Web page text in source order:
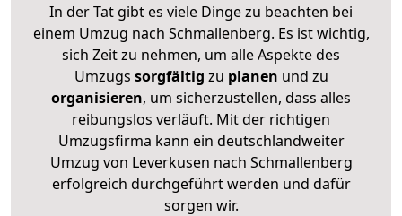
In der Tat gibt es viele Dinge zu beachten bei
einem Umzug nach Schmallenberg. Es ist wichtig,
sich Zeit zu nehmen, um alle Aspekte des
Umzugs sorgfältig zu planen und zu
organisieren, um sicherzustellen, dass alles
reibungslos verläuft. Mit der richtigen
Umzugsfirma kann ein deutschlandweiter
Umzug von Leverkusen nach Schmallenberg
erfolgreich durchgeführt werden und dafür
sorgen wir.